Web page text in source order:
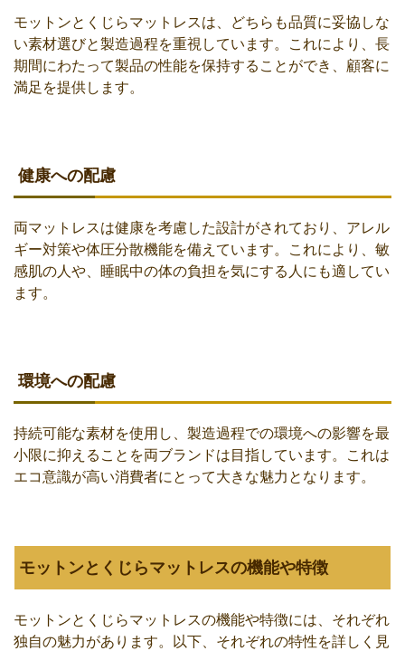
モットンとくじらマットレスは、どちらも品質に妥協しな
い素材選びと製造過程を重視しています。これにより、長
期間にわたって製品の性能を保持することができ、顧客に
満足を提供します。
健康への配慮
両マットレスは健康を考慮した設計がされており、アレル
ギー対策や体圧分散機能を備えています。これにより、敏
感肌の人や、睡眠中の体の負担を気にする人にも適してい
ます。
環境への配慮
持続可能な素材を使用し、製造過程での環境への影響を最
小限に抑えることを両ブランドは目指しています。これは
エコ意識が高い消費者にとって大きな魅力となります。
モットンとくじらマットレスの機能や特徴
モットンとくじらマットレスの機能や特徴には、それぞれ
独自の魅力があります。以下、それぞれの特性を詳しく見